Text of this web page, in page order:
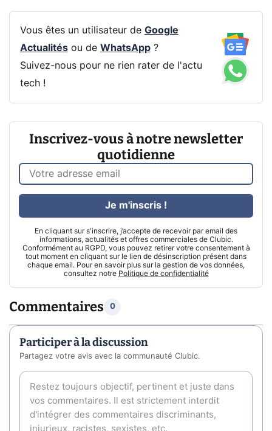
Vous êtes un utilisateur de Google
Actualitésou de WhatsApp?
Suivez-nous pour ne rien rater de l'actu
tech !
Inscrivez-vous à notre newsletter
quotidienne
En cliquant sur s'inscrire, j’accepte de recevoir par email des
informations, actualités et offres commerciales de Clubic.
Conformément au RGPD, vous pouvez retirer votre consentement à
tout moment en cliquant sur le lien de désinscription présent dans
chaque email. Pour en savoir plus sur la gestion de vos données,
consultez notre Politique de confidentialité
Je m'inscris !
Commentaires 0
Participer à la discussion
Partagez votre avis avec la communauté Clubic.